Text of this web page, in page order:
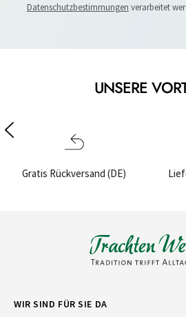
Datenschutzbestimmungen verarbeitet
UNSERE
Lieferzeit: 1-3 Werktage
WIR SIND FÜR SIE DA